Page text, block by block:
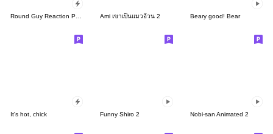
Ami เขาเป็นแมวอ้วน 2 Beary good! Bear
It's hot, chick Funny Shiro 2 Nobi-san Animated 2